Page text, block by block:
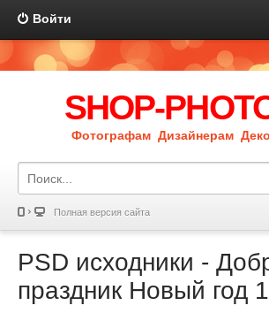
Войти
SHOP-
Фотографам Дизайнерам
Полная версия сайта
PSD исходники -
праздник Новый год